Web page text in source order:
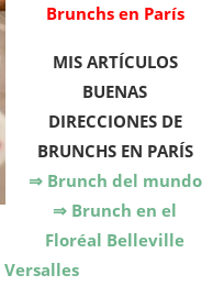
Brunchs en París
MIS ARTÍCULOS
BUENAS
DIRECCIONES DE
BRUNCHS EN PARÍS
⇒ Brunch del mundo
⇒ Brunch en el
Floréal Belleville
Versalles